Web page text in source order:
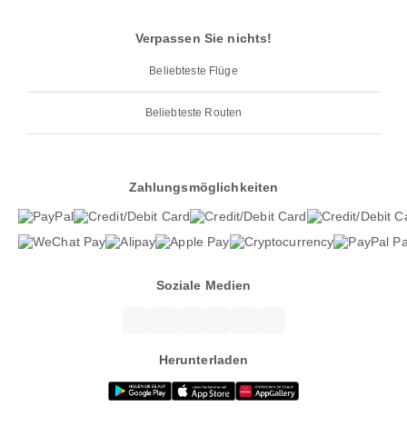
Verpassen Sie nichts!
Beliebteste Flüge
Beliebteste Routen
Zahlungsmöglichkeiten
Soziale Medien
Herunterladen